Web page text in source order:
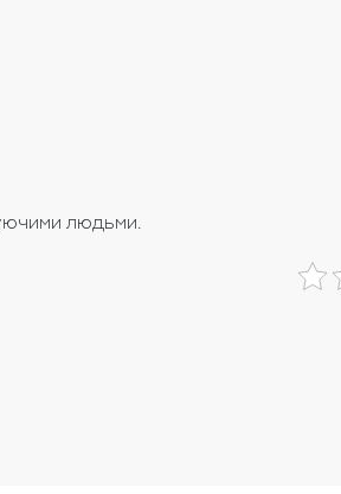
людьми.